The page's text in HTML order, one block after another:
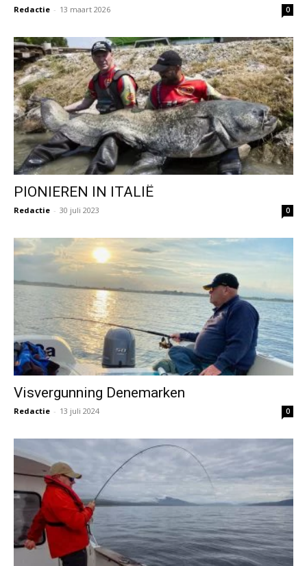
Redactie - 13 maart 2026 0
PIONIEREN IN ITALIË
Redactie - 30 juli 2023 0
Visvergunning Denemarken
Redactie - 13 juli 2024 0